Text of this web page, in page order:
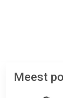
Meest